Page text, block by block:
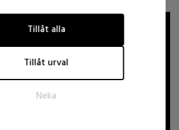
används för att spåra besökare på
är att visa annonser som är relevanta
för den enskilda användaren och därmed
Tillåt alla
Tillåt urval
Neka